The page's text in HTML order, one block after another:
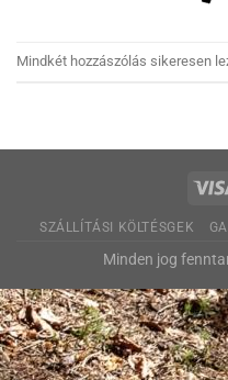
Mindkét hozzászólás sikeresen
SZÁLLÍTÁSI KÖLTÉSGEK
Minden jog